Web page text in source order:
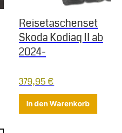
Dieses Produkt weist mehrere
Reisetaschenset
Skoda Kodiaq II ab
2024-
379,95€
In den Warenkorb